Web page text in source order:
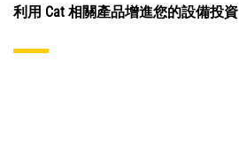
利用 Cat 相關產品增進您的設備投資